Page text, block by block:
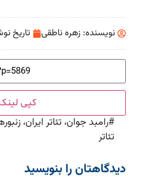
نویسنده: زهره ناطقی تاریخ
کپی
#رامبد جوان، تئاتر ایران،
تئاتر
دیدگاهتان را بنویسید